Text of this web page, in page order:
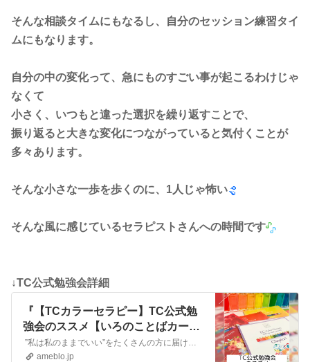
そんな相談タイムにもなるし、自分のセッション練習タイ
ムにもなります。
自分の中の変化って、急にものすごい事が起こるわけじゃ
なくて
小さく、いつもと違った選択を繰り返すことで、
振り返ると大きな変化につながっていると気付くことが
多々あります。
そんな小さな一歩を歩くのに、1人じゃ怖い
そんな風に感じているセラピストさんへの時間です
↓TC公式勉強会詳細
『【TCカラーセラピー】TC公式勉
強会のススメ【いろのことばカード
ファシリテーター】』
”私は私のままでいい”をたくさんの方に届けたい TCマスタートレーナー＆カラーセラピストかわさき かおるですいつも色と心のいろいろな話をお読みいただきありが…
ameblo.jp